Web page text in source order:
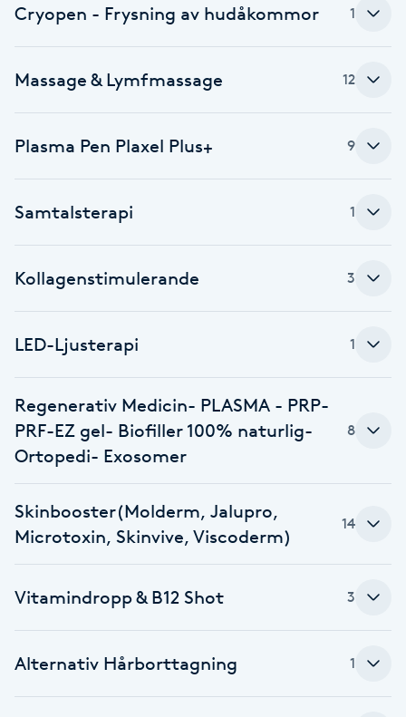
Faceliftmassage
Fet hårbotten
Fibromassage
Fotmassage
Fotvård
Fransar
Fransborttagning
Fransfärgning
Fransförlängning Megavolym
Cryopen - Frysning av hudåkommor 1
Massage & Lymfmassage 12
Plasma Pen Plaxel Plus+ 9
Samtalsterapi 1
Kollagenstimulerande 3
LED-Ljusterapi 1
Regenerativ Medicin- PLASMA - PRP-
PRF-EZ gel- Biofiller 100% naturlig-
Ortopedi- Exosomer
8
Skinbooster(Molderm, Jalupro,
Microtoxin, Skinvive, Viscoderm)
14
Vitamindropp & B12 Shot 3
Alternativ Hårborttagning 1